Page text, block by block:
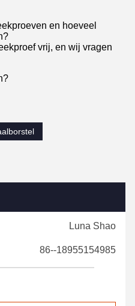
en hoeveel
vrij, en wij vragen
Luna Shao
86--18955154985